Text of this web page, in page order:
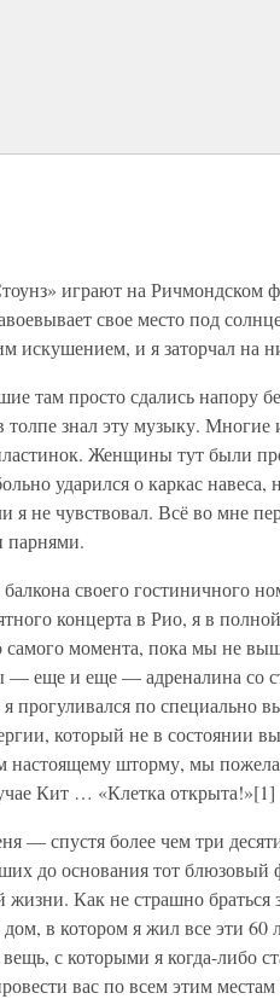
играют на Ричмондском
свое место под
искушением, и я заторчал на
там просто сдались напору
толпе знал эту музыку.
Женщины тут были
ударился о каркас
не чувствовал. Всё во мне
парнями.
своего
концерта в Рио, я в
самого момента, пока мы не
— еще и еще — адреналина со
прогуливался по специально
который не в состоянии
шторму, мы
Кит … «Клетка открыта!»[1]
— спустя более чем три
до основания тот
жизни. Как не страшно
в котором я жил все эти
с которыми я когда-либо
вас по всем этим